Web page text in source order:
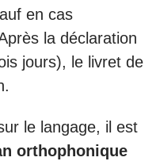
en cas
la déclaration
jours), le livret de
le langage, il est
orthophonique